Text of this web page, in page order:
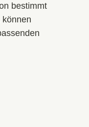
bestimmt